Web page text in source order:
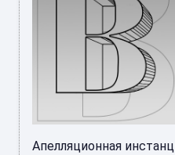
Апелляционная